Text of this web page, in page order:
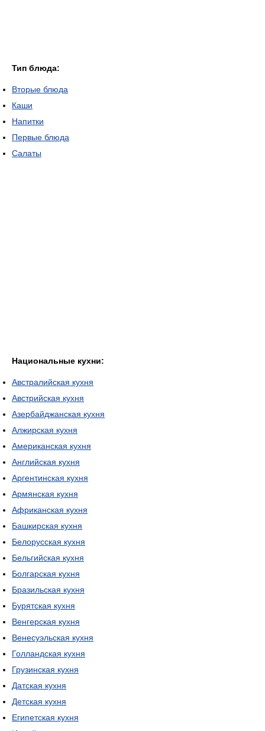
Тип блюда:
Вторые блюда
Каши
Напитки
Первые блюда
Салаты
Национальные кухни:
Австралийская кухня
Австрийская кухня
Азербайджанская кухня
Алжирская кухня
Американская кухня
Английская кухня
Аргентинская кухня
Армянская кухня
Африканская кухня
Башкирская кухня
Белорусская кухня
Бельгийская кухня
Болгарская кухня
Бразильская кухня
Бурятская кухня
Венгерская кухня
Венесуэльская кухня
Голландская кухня
Грузинская кухня
Датская кухня
Детская кухня
Египетская кухня